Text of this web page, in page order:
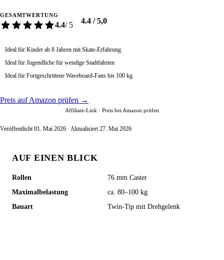
GESAMTWERTUNG
4.4/ 5 4.4 / 5,0
Ideal für Kinder ab 8 Jahren mit Skate-Erfahrung
Ideal für Jugendliche für wendige Stadtfahrten
Ideal für Fortgeschrittene Waveboard-Fans bis 100 kg
Preis auf Amazon prüfen →
Affiliate-Link · Preis bei Amazon prüfen
Veröffentlicht 01. Mai 2026 · Aktualisiert 27. Mai 2026
AUF EINEN BLICK
Rollen
76 mm Caster
Maximalbelastung
ca. 80–100 kg
Bauart
Twin-Tip mit Drehgelenk